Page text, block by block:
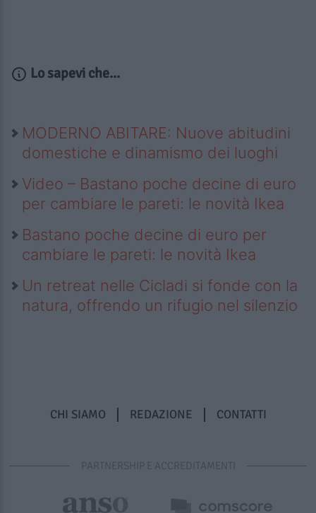
Lo sapevi che...
MODERNO ABITARE: Nuove abitudini
domestiche e dinamismo dei luoghi
Video – Bastano poche decine di euro
per cambiare le pareti: le novità Ikea
Bastano poche decine di euro per
cambiare le pareti: le novità Ikea
Un retreat nelle Cicladi si fonde con la
natura, offrendo un rifugio nel silenzio
CHI SIAMO REDAZIONE CONTATTI
PARTNERSHIP E ACCREDITAMENTI